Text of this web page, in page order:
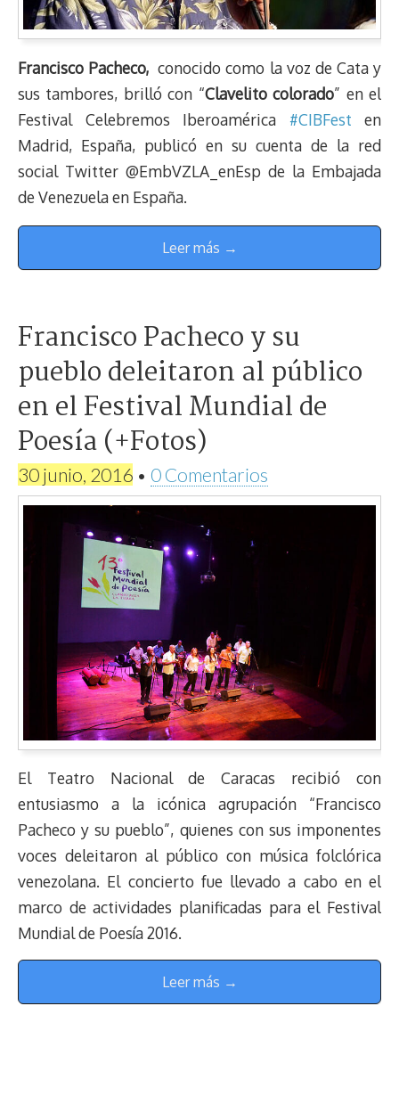
Francisco Pacheco, conocido como la voz de Cata y
sus tambores, brilló con “Clavelito colorado” en el
Festival Celebremos Iberoamérica #CIBFest en
Madrid, España, publicó en su cuenta de la red
social Twitter @EmbVZLA_enEsp de la Embajada
de Venezuela en España.
Leer más →
Francisco Pacheco y su
pueblo deleitaron al público
en el Festival Mundial de
Poesía (+Fotos)
30 junio, 2016 • 0 Comentarios
El Teatro Nacional de Caracas recibió con
entusiasmo a la icónica agrupación “Francisco
Pacheco y su pueblo”, quienes con sus imponentes
voces deleitaron al público con música folclórica
venezolana. El concierto fue llevado a cabo en el
marco de actividades planificadas para el Festival
Mundial de Poesía 2016.
Leer más →